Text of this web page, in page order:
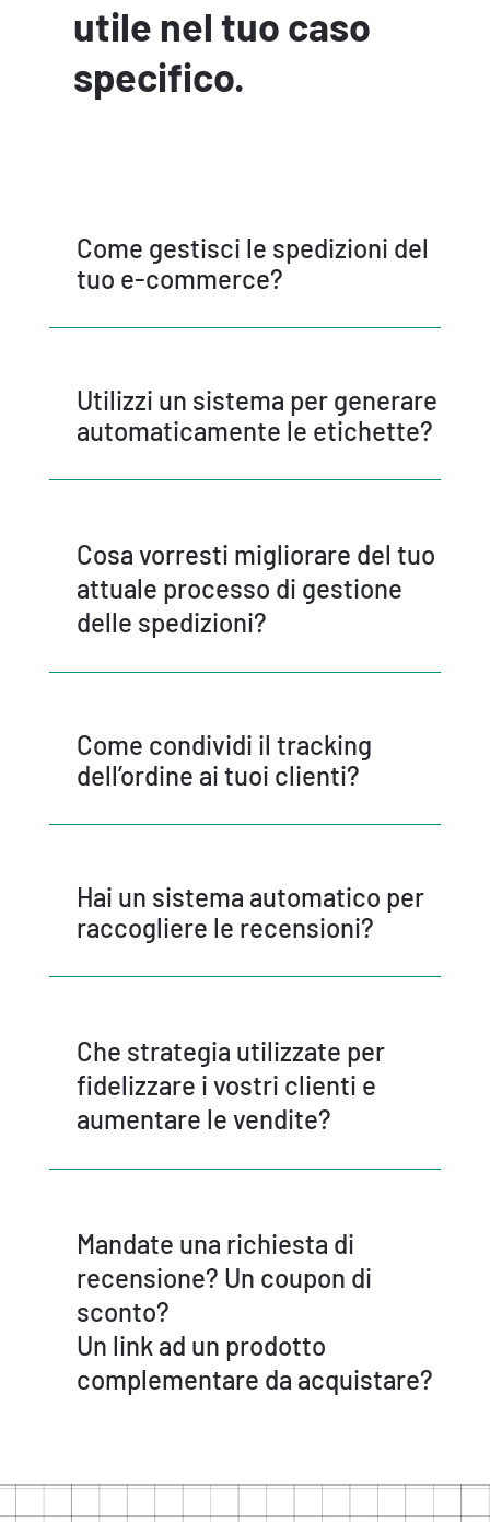
utile nel tuo caso
specifico.
Come gestisci le spedizioni del
tuo e-commerce?
Utilizzi un sistema per generare
automaticamente le etichette?
Cosa vorresti migliorare del tuo
attuale processo di gestione
delle spedizioni?
Come condividi il tracking
dell’ordine ai tuoi clienti?
Hai un sistema automatico per
raccogliere le recensioni?
Che strategia utilizzate per
fidelizzare i vostri clienti e
aumentare le vendite?
Mandate una richiesta di
recensione? Un coupon di
sconto?
Un link ad un prodotto
complementare da acquistare?